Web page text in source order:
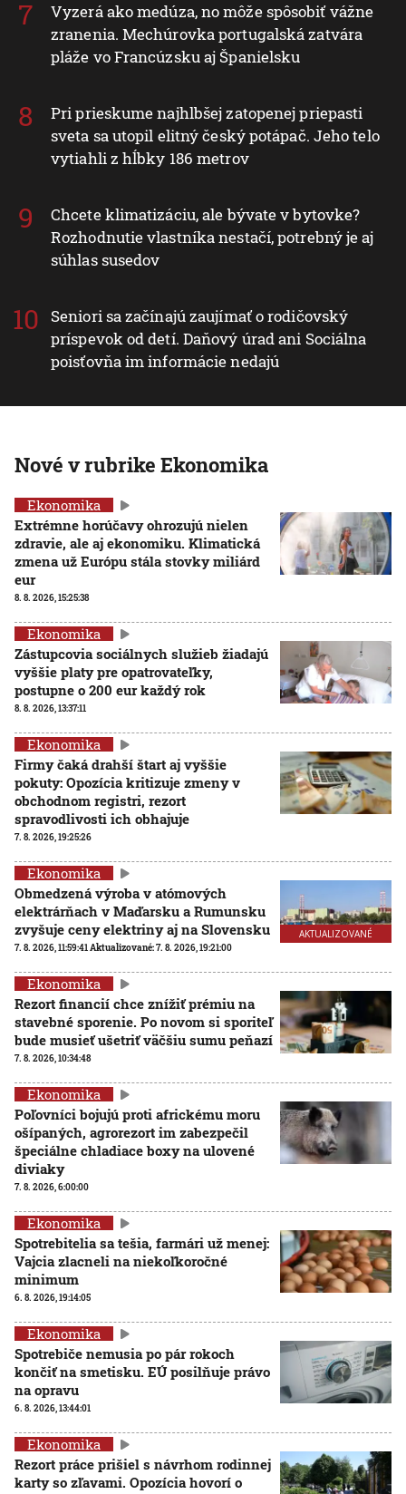
Vyzerá ako medúza, no môže spôsobiť vážne
zranenia. Mechúrovka portugalská zatvára
pláže vo Francúzsku aj Španielsku
Pri prieskume najhlbšej zatopenej priepasti
sveta sa utopil elitný český potápač. Jeho telo
vytiahli z hĺbky 186 metrov
Chcete klimatizáciu, ale bývate v bytovke?
Rozhodnutie vlastníka nestačí, potrebný je aj
súhlas susedov
Seniori sa začínajú zaujímať o rodičovský
príspevok od detí. Daňový úrad ani Sociálna
poisťovňa im informácie nedajú
Nové v rubrike Ekonomika
Ekonomika
Extrémne horúčavy ohrozujú nielen
zdravie, ale aj ekonomiku. Klimatická
zmena už Európu stála stovky miliárd
eur
8. 8. 2026, 15:25:38
Ekonomika
Zástupcovia sociálnych služieb žiadajú
vyššie platy pre opatrovateľky,
postupne o 200 eur každý rok
8. 8. 2026, 13:37:11
Ekonomika
Firmy čaká drahší štart aj vyššie
pokuty: Opozícia kritizuje zmeny v
obchodnom registri, rezort
spravodlivosti ich obhajuje
7. 8. 2026, 19:25:26
AKTUALIZOVANÉ
Ekonomika
Obmedzená výroba v atómových
elektrárňach v Maďarsku a Rumunsku
zvyšuje ceny elektriny aj na Slovensku
7. 8. 2026, 11:59:41Aktualizované:7. 8. 2026, 19:21:00
Ekonomika
Rezort financií chce znížiť prémiu na
stavebné sporenie. Po novom si sporiteľ
bude musieť ušetriť väčšiu sumu peňazí
7. 8. 2026, 10:34:48
Ekonomika
Poľovníci bojujú proti africkému moru
ošípaných, agrorezort im zabezpečil
špeciálne chladiace boxy na ulovené
diviaky
7. 8. 2026, 6:00:00
Ekonomika
Spotrebitelia sa tešia, farmári už menej:
Vajcia zlacneli na niekoľkoročné
minimum
6. 8. 2026, 19:14:05
Ekonomika
Spotrebiče nemusia po pár rokoch
končiť na smetisku. EÚ posilňuje právo
na opravu
6. 8. 2026, 13:44:01
Ekonomika
Rezort práce prišiel s návrhom rodinnej
karty so zľavami. Opozícia hovorí o